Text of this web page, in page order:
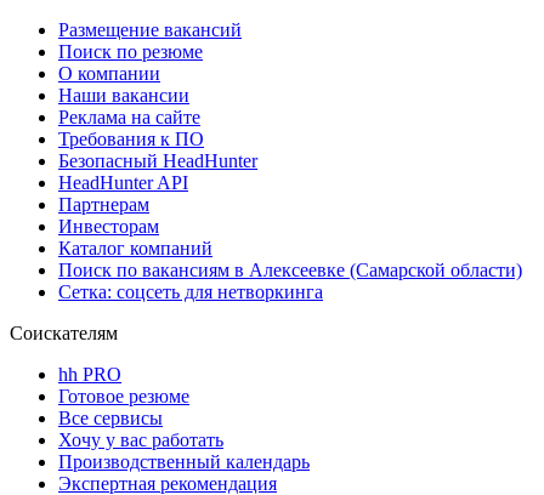
Размещение вакансий
Поиск по резюме
О компании
Наши вакансии
Реклама на сайте
Требования к ПО
Безопасный HeadHunter
HeadHunter API
Партнерам
Инвесторам
Каталог компаний
Поиск по вакансиям в Алексеевке (Самарской области)
Сетка: соцсеть для нетворкинга
Соискателям
hh PRO
Готовое резюме
Все сервисы
Хочу у вас работать
Производственный календарь
Экспертная рекомендация